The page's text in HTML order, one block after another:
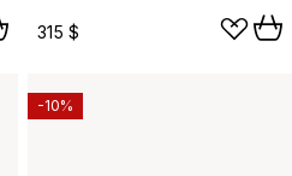
315 $
-10%